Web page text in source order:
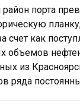
порта
счет как
объемов
из
ряда